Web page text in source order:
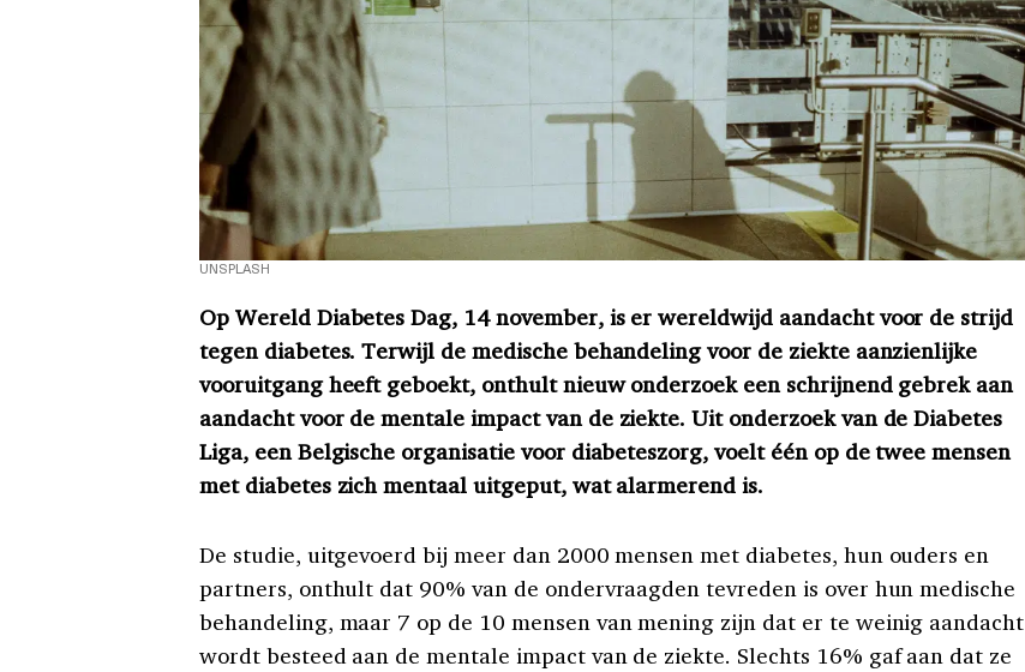
UNSPLASH
Op Wereld Diabetes Dag, 14 november, is er wereldwijd aandacht voor de strijd
tegen diabetes. Terwijl de medische behandeling voor de ziekte aanzienlijke
vooruitgang heeft geboekt, onthult nieuw onderzoek een schrijnend gebrek aan
aandacht voor de mentale impact van de ziekte. Uit onderzoek van de Diabetes
Liga, een Belgische organisatie voor diabeteszorg, voelt één op de twee mensen
met diabetes zich mentaal uitgeput, wat alarmerend is.
De studie, uitgevoerd bij meer dan 2000 mensen met diabetes, hun ouders en
partners, onthult dat 90% van de ondervraagden tevreden is over hun medische
behandeling, maar 7 op de 10 mensen van mening zijn dat er te weinig aandacht
wordt besteed aan de mentale impact van de ziekte. Slechts 16% gaf aan dat ze